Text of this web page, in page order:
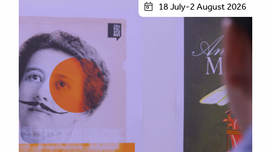
18 July-2 August 2026